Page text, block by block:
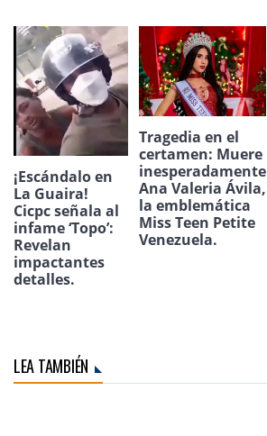
¡Escándalo en
La Guaira!
Cicpc señala al
infame ‘Topo’:
Revelan
impactantes
detalles.
Tragedia en el
certamen: Muere
inesperadamente
Ana Valeria Ávila,
la emblemática
Miss Teen Petite
Venezuela.
LEA TAMBIÉN